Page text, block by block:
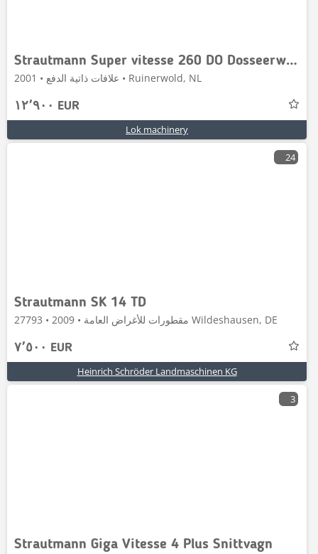
Strautmann Super vitesse 260 DO Dosseerwalsen Opraapwagen Lad
علافات ذاتية الدفع • 2001 • Ruinerwold, NL
١٢٬٩٠٠ EUR
Lok machinery
24
Strautmann SK 14 TD
مقطورات للأغراض العامة • 2009 • 27793 Wildeshausen, DE
٧٬٥٠٠ EUR
Heinrich Schröder Landmaschinen KG
3
Strautmann Giga Vitesse 4 Plus Snittvagn